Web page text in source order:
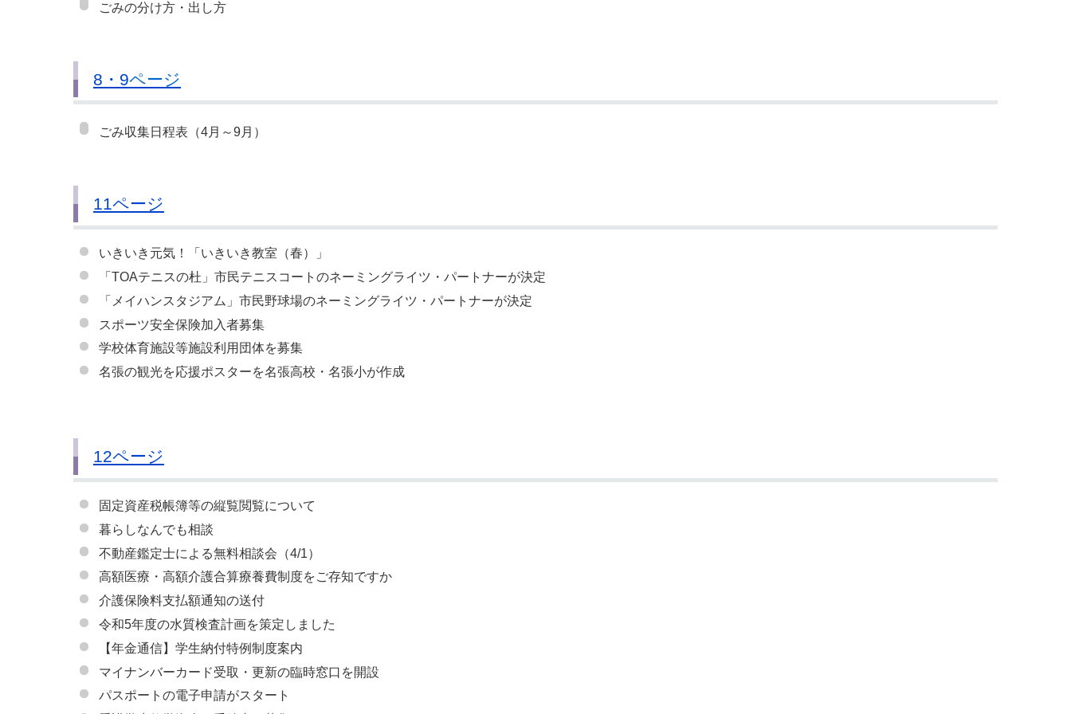
ごみの分け方・出し方
8・9ページ
ごみ収集日程表（4月～9月）
11ページ
いきいき元気！「いきいき教室（春）」
「TOAテニスの杜」市民テニスコートのネーミングライツ・パートナーが決定
「メイハンスタジアム」市民野球場のネーミングライツ・パートナーが決定
スポーツ安全保険加入者募集
学校体育施設等施設利用団体を募集
名張の観光を応援ポスターを名張高校・名張小が作成
12ページ
固定資産税帳簿等の縦覧閲覧について
暮らしなんでも相談
不動産鑑定士による無料相談会（4/1）
高額医療・高額介護合算療養費制度をご存知ですか
介護保険料支払額通知の送付
令和5年度の水質検査計画を策定しました
【年金通信】学生納付特例制度案内
マイナンバーカード受取・更新の臨時窓口を開設
パスポートの電子申請がスタート